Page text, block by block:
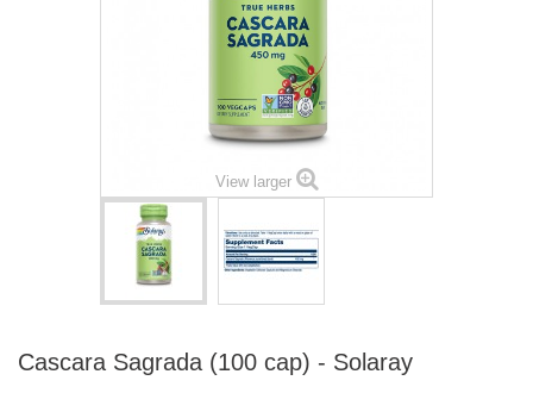
View larger
Cascara Sagrada (100 cap) - Solaray